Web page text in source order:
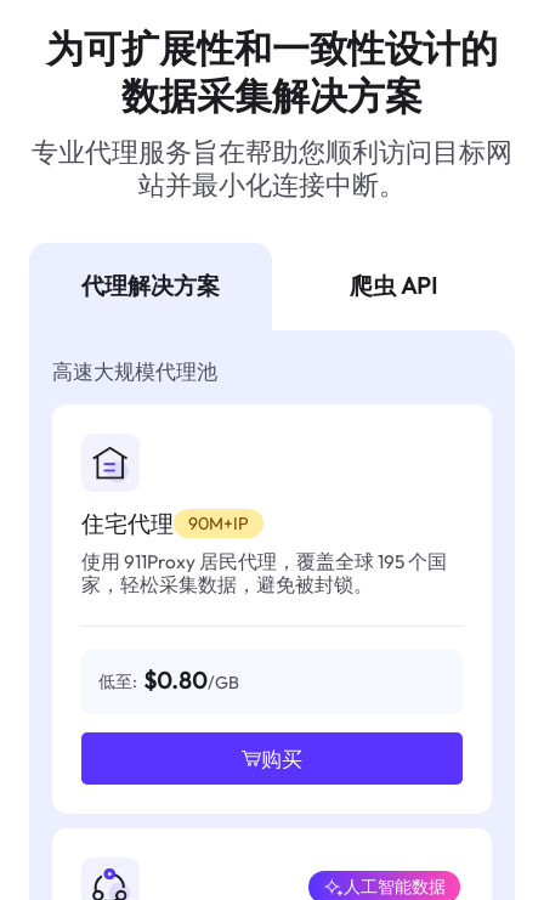
为可扩展性和一致性设计的
数据采集解决方案
专业代理服务旨在帮助您顺利访问目标网
站并最小化连接中断。
代理解决方案 爬虫 API
高速大规模代理池
住宅代理 90M+IP
使用 911Proxy 居民代理，覆盖全球 195 个国
家，轻松采集数据，避免被封锁。
低至: $0.80/GB
购买
人工智能数据